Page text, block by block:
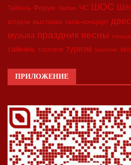
Тайвань Форум Харбин ЧС ШОС
встреча выставка гала-концерт
музыка праздник весны
тайвань торговля туризм экология
ПРИЛОЖЕНИЕ